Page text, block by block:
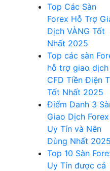
Top Các Sàn
Forex Hỗ Trợ
Dịch VÀNG Tốt
Nhất 2025
Top các sàn
hỗ trợ giao dịch
CFD Tiền Điện
Tốt Nhất 2025
Điểm Danh 3
Giao Dịch Forex
Uy Tín và Nên
Dùng Nhất 2025
Top 10 Sàn
Uy Tín được cả